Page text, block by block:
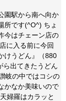
園駅から南へ向か
所です(^O^) ちょ
今はチェーン店の
に入る前に今回
けうどん』（880
ら出てきたうどん
岐の中ではコシの
かなか美味いので
婦羅はカラッと